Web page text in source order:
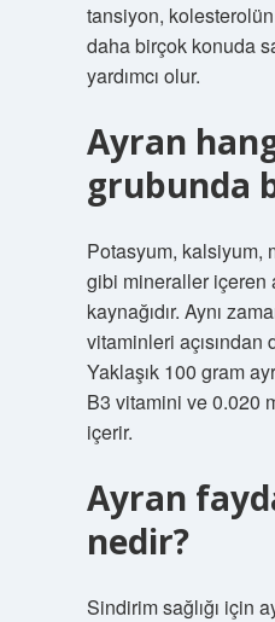
tansiyon,
daha birçok konuda
yardımcı olur.
Ayran
grubunda
Potasyum, kalsiyum,
gibi mineraller içeren
kaynağıdır. Aynı
vitaminleri açısından
Yaklaşık 100 gram
B3 vitamini ve 0.020
içerir.
Ayran
nedir?
Sindirim sağlığı için